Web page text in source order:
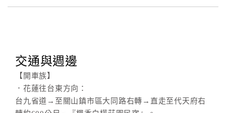
交通與週邊
【開車族】
．花蓮往台東方向：
台九省道→至關山鎮市區大同路右轉→直走至代天府右